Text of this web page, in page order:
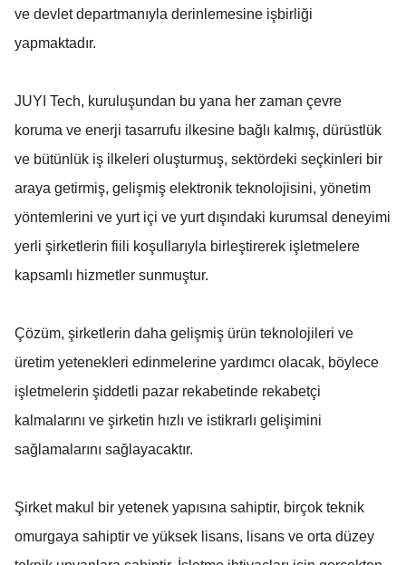
ve devlet departmanıyla derinlemesine işbirliği
yapmaktadır.
JUYI Tech, kuruluşundan bu yana her zaman çevre
koruma ve enerji tasarrufu ilkesine bağlı kalmış, dürüstlük
ve bütünlük iş ilkeleri oluşturmuş, sektördeki seçkinleri bir
araya getirmiş, gelişmiş elektronik teknolojisini, yönetim
yöntemlerini ve yurt içi ve yurt dışındaki kurumsal deneyimi
yerli şirketlerin fiili koşullarıyla birleştirerek işletmelere
kapsamlı hizmetler sunmuştur.
Çözüm, şirketlerin daha gelişmiş ürün teknolojileri ve
üretim yetenekleri edinmelerine yardımcı olacak, böylece
işletmelerin şiddetli pazar rekabetinde rekabetçi
kalmalarını ve şirketin hızlı ve istikrarlı gelişimini
sağlamalarını sağlayacaktır.
Şirket makul bir yetenek yapısına sahiptir, birçok teknik
omurgaya sahiptir ve yüksek lisans, lisans ve orta düzey